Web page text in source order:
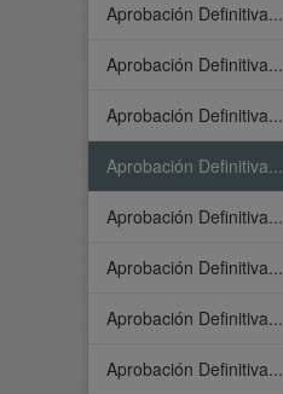
Aprobación Definitiva...
Aprobación Definitiva...
Aprobación Definitiva...
Aprobación Definitiva...
Aprobación Definitiva...
Aprobación Definitiva...
Aprobación Definitiva...
Aprobación Definitiva...